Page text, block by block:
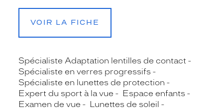
VOIR LA FICHE
Spécialiste Adaptation lentilles de contact
Spécialiste en verres progressifs
Spécialiste en lunettes de protection
Expert du sport à la vue
Espace enfants
Examen de vue
Lunettes de soleil